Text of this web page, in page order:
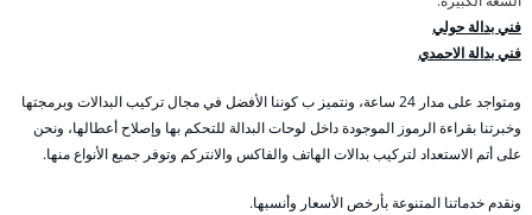
فني بدالة حولي
فني بدالة الاحمدي
ومتواجد على مدار 24 ساعة، ونتميز ب كوننا الأفضل في مجال تركيب البدالات وبرمجتها
وخبرتنا بقراءة الرموز الموجودة داخل لوحات البدالة للتحكم بها وإصلاح أعطالها، ونحن
على أتم الاستعداد لتركيب بدالات الهاتف والفاكس والانتركم وتوفر جميع الأنواع منها.
ونقدم خدماتنا المتنوعة بأرخص الأسعار وأنسبها.